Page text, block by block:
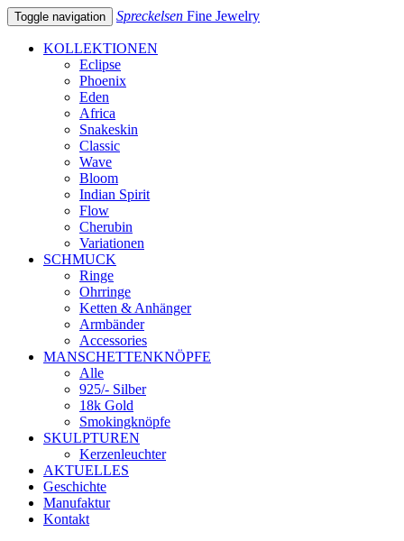
Toggle navigation Spreckelsen Fine Jewelry
KOLLEKTIONEN
Eclipse
Phoenix
Eden
Africa
Snakeskin
Classic
Wave
Bloom
Indian Spirit
Flow
Cherubin
Variationen
SCHMUCK
Ringe
Ohrringe
Ketten & Anhänger
Armbänder
Accessories
MANSCHETTENKNÖPFE
Alle
925/- Silber
18k Gold
Smokingknöpfe
SKULPTUREN
Kerzenleuchter
AKTUELLES
Geschichte
Manufaktur
Kontakt